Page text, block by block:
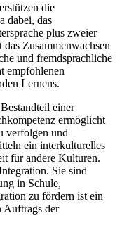
die
dabei, das
plus zweier
Zusammenwachsen
und fremdsprachliche
empfohlenen
Lernens.
einer
ermöglicht
verfolgen und
ein interkulturelles
für andere Kulturen.
Sie sind
in Schule,
zu fördern ist ein
Auftrags der